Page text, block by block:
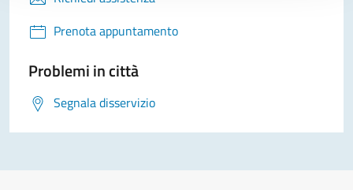
Prenota appuntamento
Problemi in città
Segnala disservizio